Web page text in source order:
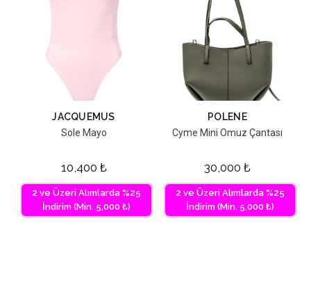
JACQUEMUS
Sole Mayo
10,400 ₺
2 ve Üzeri Alımlarda %25
İndirim (Min. 5,000 ₺)
POLENE
Cyme Mini Omuz Çantası
30,000 ₺
2 ve Üzeri Alımlarda %25
İndirim (Min. 5,000 ₺)